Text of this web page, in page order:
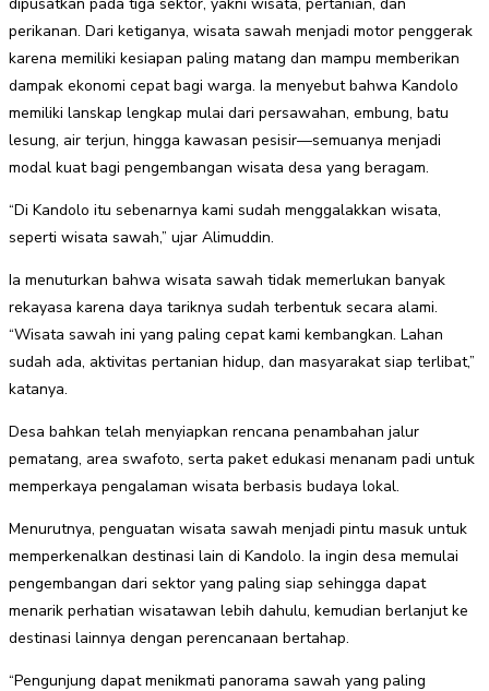
perikanan. Dari ketiganya, wisata sawah menjadi motor penggerak
karena memiliki kesiapan paling matang dan mampu memberikan
dampak ekonomi cepat bagi warga. Ia menyebut bahwa Kandolo
memiliki lanskap lengkap mulai dari persawahan, embung, batu
lesung, air terjun, hingga kawasan pesisir—semuanya menjadi
modal kuat bagi pengembangan wisata desa yang beragam.
“Di Kandolo itu sebenarnya kami sudah menggalakkan wisata,
seperti wisata sawah,” ujar Alimuddin.
Ia menuturkan bahwa wisata sawah tidak memerlukan banyak
rekayasa karena daya tariknya sudah terbentuk secara alami.
“Wisata sawah ini yang paling cepat kami kembangkan. Lahan
sudah ada, aktivitas pertanian hidup, dan masyarakat siap terlibat,”
katanya.
Desa bahkan telah menyiapkan rencana penambahan jalur
pematang, area swafoto, serta paket edukasi menanam padi untuk
memperkaya pengalaman wisata berbasis budaya lokal.
Menurutnya, penguatan wisata sawah menjadi pintu masuk untuk
memperkenalkan destinasi lain di Kandolo. Ia ingin desa memulai
pengembangan dari sektor yang paling siap sehingga dapat
menarik perhatian wisatawan lebih dahulu, kemudian berlanjut ke
destinasi lainnya dengan perencanaan bertahap.
“Pengunjung dapat menikmati panorama sawah yang paling